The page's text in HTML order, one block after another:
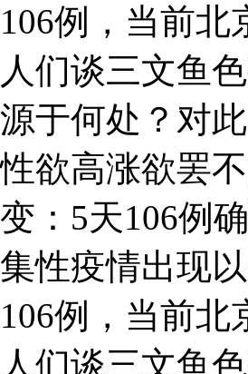
106例，当前
人们谈三文鱼
源于何处？对
性欲高涨欲罢
变：5天106例
集性疫情出现
106例，当前
人们谈三文鱼